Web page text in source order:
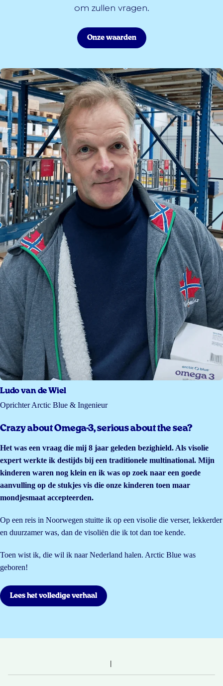
om zullen vragen.
Onze waarden
Ludo van de Wiel
Oprichter Arctic Blue & Ingenieur
Crazy about Omega-3, serious about the sea?
Het was een vraag die mij 8 jaar geleden bezighield. Als visolie
expert werkte ik destijds bij een traditionele multinational. Mijn
kinderen waren nog klein en ik was op zoek naar een goede
aanvulling op de stukjes vis die onze kinderen toen maar
mondjesmaat accepteerden.
Op een reis in Noorwegen stuitte ik op een visolie die verser, lekkerder
en duurzamer was, dan de visoliën die ik tot dan toe kende.
Toen wist ik, die wil ik naar Nederland halen. Arctic Blue was
geboren!
Lees het volledige verhaal